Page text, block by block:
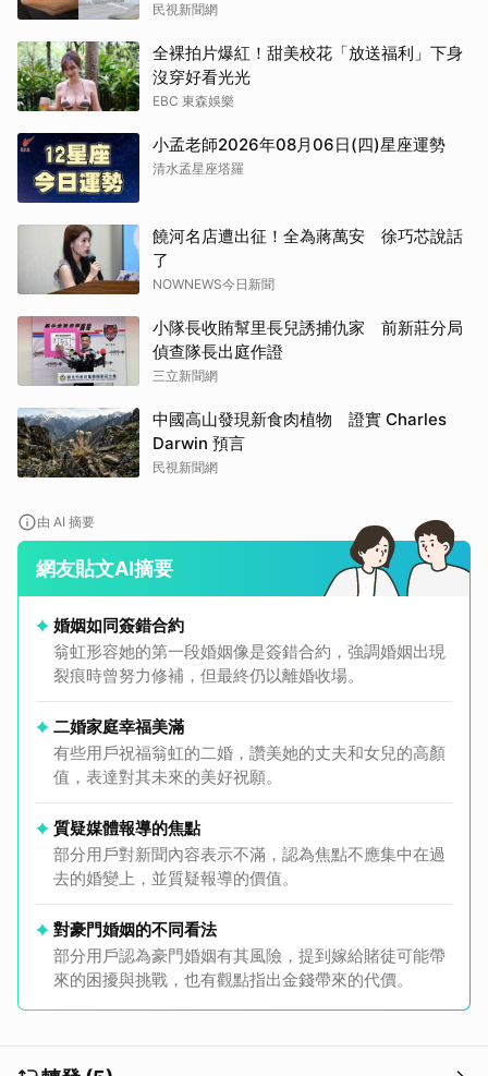
民視新聞網
全裸拍片爆紅！甜美校花「放送福利」下身
沒穿好看光光
EBC 東森娛樂
小孟老師2026年08月06日(四)星座運勢
清水孟星座塔羅
饒河名店遭出征！全為蔣萬安 徐巧芯說話
了
NOWNEWS今日新聞
小隊長收賄幫里長兒誘捕仇家 前新莊分局
偵查隊長出庭作證
三立新聞網
中國高山發現新食肉植物 證實 Charles
Darwin 預言
民視新聞網
由 AI 摘要
網友貼文AI摘要
婚姻如同簽錯合約
翁虹形容她的第一段婚姻像是簽錯合約，強調婚姻出現
裂痕時曾努力修補，但最終仍以離婚收場。
二婚家庭幸福美滿
有些用戶祝福翁虹的二婚，讚美她的丈夫和女兒的高顏
值，表達對其未來的美好祝願。
質疑媒體報導的焦點
部分用戶對新聞內容表示不滿，認為焦點不應集中在過
去的婚變上，並質疑報導的價值。
對豪門婚姻的不同看法
部分用戶認為豪門婚姻有其風險，提到嫁給賭徒可能帶
來的困擾與挑戰，也有觀點指出金錢帶來的代價。